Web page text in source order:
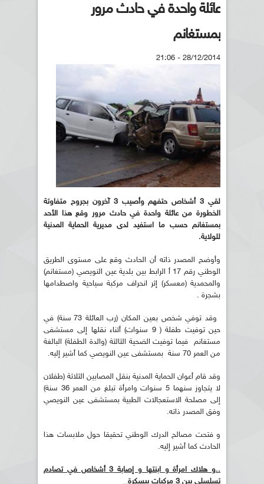
عائلة واحدة في حادث مرور
بمستغانم
28/12/2014 - 21:06
لقي 3 أشخاص حتفهم وأصيب 3 آخرون بجروح متفاوتة
الخطورة من عائلة واحدة في حادث مرور وقع هذا الأحد
بمستغانم حسب ما استفيد لدى مديرية الحماية المدنية
للولاية.
وأوضح المصدر ذاته أن الحادث وقع على مستوى الطريق
الوطني رقم 17 أ الرابط بين بلدية عين النويصي (مستغانم)
والمحمدية (معسكر) إثر انحراف مركبة سياحية واصطدامها
بشجرة .
وقد توفي شخص بعين المكان (رب العائلة 73 سنة) في
حين توفيت طفلة ( 9 سنوات) أثناء نقلها إلى مستشفى
مستغانم فيما توفيت الضحية الثالثة (والدة الطفلة) البالغة
من العمر 70 سنة بمستشفى عين النويصي كما أشير إليه.
وقد قام أعوان الحماية المدنية بنقل المصابين الثلاثة (طفلان
لا يتجاوز سنهما 5 سنوات وامرأة تبلغ من العمر 36 سنة)
إلى مصلحة الاستعجالات الطبية بمستشفى عين النويصي
وفق المصدر ذاته.
و فتحت مصالح الدرك الوطني تحقيقا حول ملابسات هذا
الحادث كما أشير إليه.
..و هلاك امرأة و ابنتها و إصابة 3 أشخاص في تصادم
تسلسلي بين 3 مركبات ببسكرة